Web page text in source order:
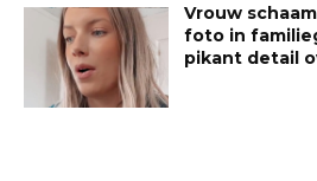
Vrouw
foto in
pikant detail